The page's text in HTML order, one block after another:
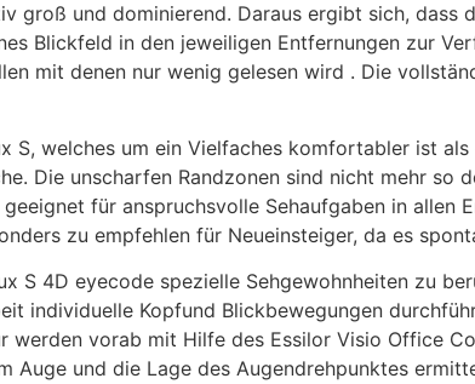
groß und dominierend. Daraus ergibt sich, dass
Blickfeld in den jeweiligen Entfernungen zur
mit denen nur wenig gelesen wird . Die
S, welches um ein Vielfaches komfortabler ist
Die unscharfen Randzonen sind nicht mehr so
für anspruchsvolle Sehaufgaben in allen
zu empfehlen für Neueinsteiger, da es
S 4D eyecode spezielle Sehgewohnheiten zu
individuelle Kopfund Blickbewegungen
werden vorab mit Hilfe des Essilor Visio Office
Auge und die Lage des Augendrehpunktes